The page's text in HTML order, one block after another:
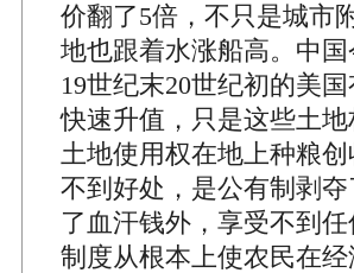
价翻了5倍，不只是城市
地也跟着水涨船高。中
19世纪末20世纪初的美
快速升值，只是这些土
土地使用权在地上种粮
不到好处，是公有制剥
了血汗钱外，享受不到
制度从根本上使农民在